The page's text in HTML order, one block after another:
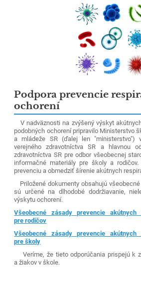
Podpora prevencie
ochorení
V nadväznosti na zvýšený výskyt
podobných ochorení pripravilo Ministerstvo
a mládeže SR (ďalej len "ministerstvo")
verejného zdravotníctva SR a hlavnou
zdravotníctva SR pre odbor všeobecnej
informačné materiály pre školy a
prevenciu a obmedziť šírenie akútnych
Priložené dokumenty obsahujú
sú určené na dlhodobé dodržiavanie,
výskytu ochorení.
Všeobecné zásady prevencie akútnych
pre rodičov
Všeobecné zásady prevencie akútnych
pre školy
Veríme, že tieto odporúčania prispejú k
a žiakov v škole.